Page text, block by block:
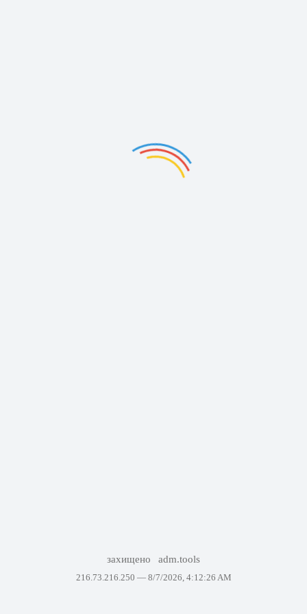
захищено adm.tools
216.73.216.250 — 8/7/2026, 4:12:26 AM